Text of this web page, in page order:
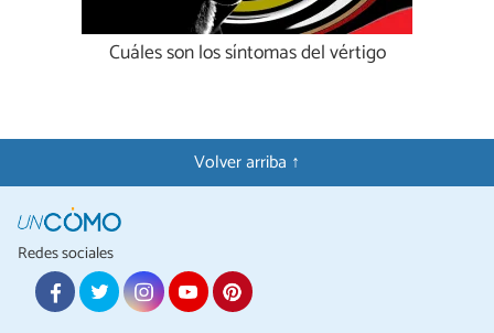
Cuáles son los síntomas del vértigo
Volver arriba ↑
Redes sociales